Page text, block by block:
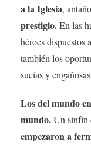
a la Iglesia,
prestigio.En las
héroes dispuestos
también los
sucias y
Los del mundo
mundo.Un sinfín
empezaron a